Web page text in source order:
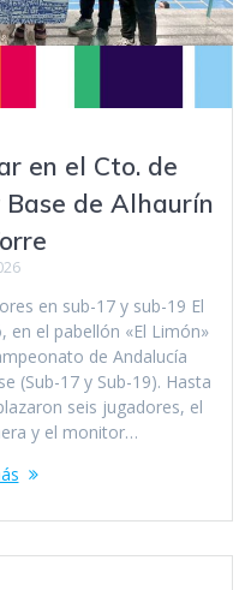
en el Cto. de
de Alhaurín
en sub-17 y sub-19 El
en el pabellón «El Limón»
de Andalucía
(Sub-17 y Sub-19). Hasta
seis jugadores, el
y el monitor…